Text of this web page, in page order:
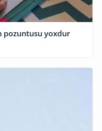
pozuntusu yoxdur